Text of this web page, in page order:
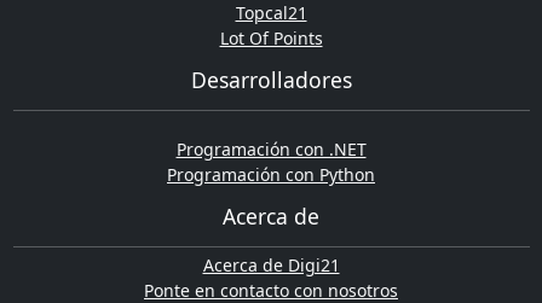
Topcal21
Lot Of Points
Desarrolladores
Programación con .NET
Programación con Python
Acerca de
Acerca de Digi21
Ponte en contacto con nosotros